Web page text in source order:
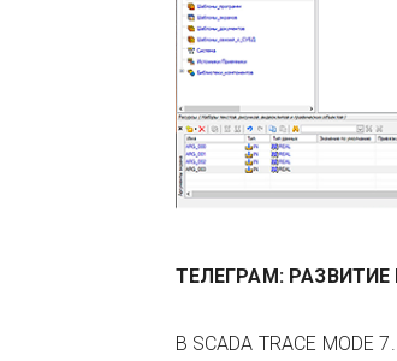
ТЕЛЕГРАМ:
В SCADA TRACE MODE